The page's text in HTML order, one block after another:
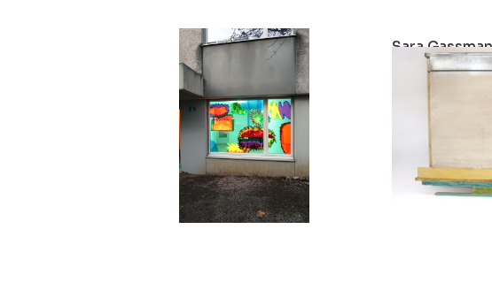
Sara Gassmann
Pyxis
2019
Sara
Blind Mirrors